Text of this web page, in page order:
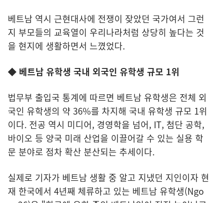
베트남 역시 근현대사에 전쟁이 잦았던 국가여서 그런
지 부모들의 교육열이 우리나라처럼 상당히 높다는 것
을 현지에 생활하면서 느꼈었다.
◆ 베트남 유학생 국내 외국인 유학생 규모 1위
법무부 출입국 통계에 따르면 베트남 유학생은 전체 외
국인 유학생의 약 36%를 차지해 국내 유학생 규모 1위
이다. 전공 역시 미디어, 경영학을 넘어, IT, 첨단 공학,
바이오 등 양국 미래 산업을 이끌어갈 수 있는 실용 학
문 분야로 점차 확산 분산되는 추세이다.
실제로 기자가 베트남 생활 중 알고 지냈던 지인이자 현
재 한국에서 4년째 체류하고 있는 베트남 유학생(Ngo